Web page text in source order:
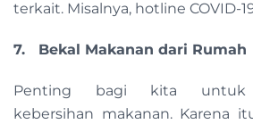
terkait. Misalnya, hotline COVID-
7. Bekal Makanan dari Rumah
Penting bagi kita untuk
kebersihan makanan. Karena